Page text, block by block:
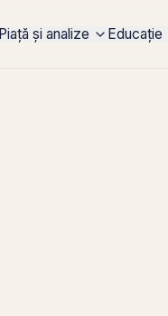
Piață și analize Educație